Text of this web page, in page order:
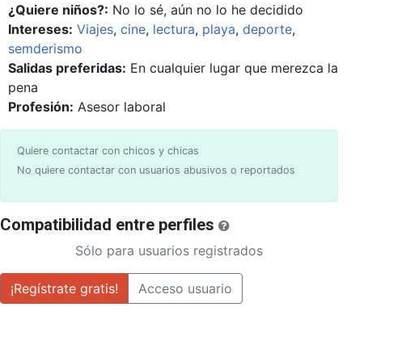
¿Quiere niños?: No lo sé, aún no lo he decidido
Intereses: Viajes, cine, lectura, playa, deporte,
semderismo
Salidas preferidas: En cualquier lugar que merezca la
pena
Profesión: Asesor laboral
Quiere contactar con chicos y chicas
No quiere contactar con usuarios abusivos o reportados
Compatibilidad entre perfiles
Sólo para usuarios registrados
¡Regístrate gratis! Acceso usuario